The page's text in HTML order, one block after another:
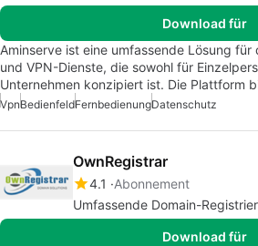
Download für
Aminserve ist eine umfassende Lösung für
und VPN-Dienste, die sowohl für
Unternehmen konzipiert ist. Die Plattform
VpnBedienfeldFernbedienungDatenschutz
OwnRegistrar
4.1
Abonnement
Umfassende Domain-
Download für